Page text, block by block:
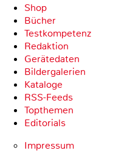
Shop
Bücher
Testkompetenz
Redaktion
Gerätedaten
Bildergalerien
Kataloge
RSS-Feeds
Topthemen
Editorials
Impressum